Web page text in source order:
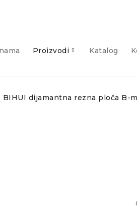
Proizvodi Katalog
BIHUI dijamantna rezna ploča B-